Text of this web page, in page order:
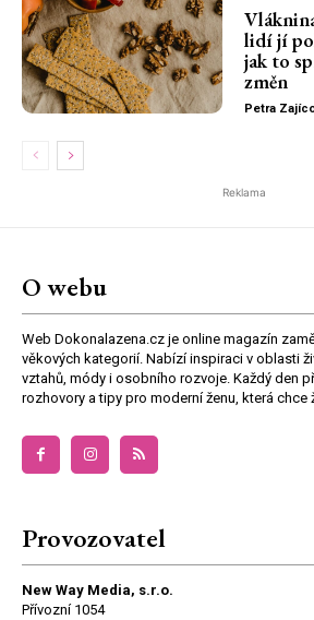
lidí jí
jak to
změn
Petra
Reklama
O webu
Web Dokonalazena.cz je online magazín
věkových kategorií. Nabízí inspiraci v oblasti
vztahů, módy i osobního rozvoje. Každý den
rozhovory a tipy pro moderní ženu, která chce
Provozovatel
New Way Media, s.r.o.
Přívozní 1054